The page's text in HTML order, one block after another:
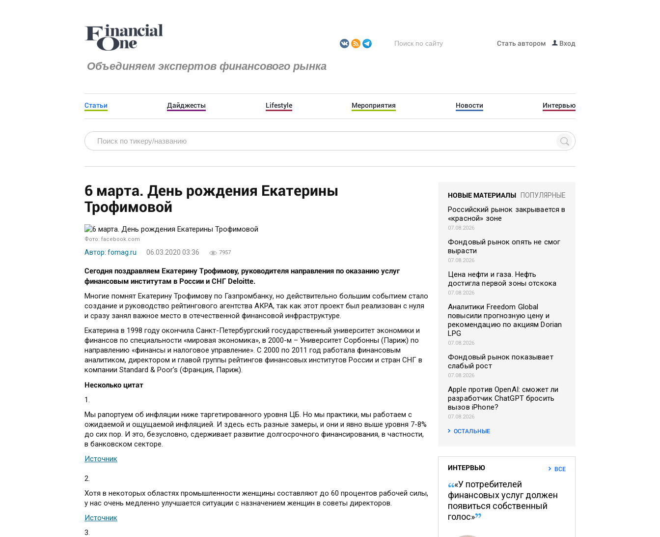
Объединяем экспертов финансового рынка
Стать автором Вход
Статьи Дайджесты Lifestyle Мероприятия Новости Интервью
6 марта. День рождения Екатерины
Трофимовой
Фото: facebook.com
Автор: fomag.ru 06.03.2020 03:36 7957
Сегодня поздравляем Екатерину Трофимову, руководителя направления по оказанию услуг
финансовым институтам в России и СНГ Deloitte.
Многие помнят Екатерину Трофимову по Газпромбанку, но действительно большим событием стало
создание и руководство рейтингового агентства АКРА, так как этот проект был реализован с нуля
и сразу занял важное место в отечественной финансовой инфраструктуре.
Екатерина в 1998 году окончила Санкт-Петербургский государственный университет экономики и
финансов по специальности «мировая экономика», в 2000-м – Университет Сорбонны (Париж) по
направлению «финансы и налоговое управление». С 2000 по 2011 год работала финансовым
аналитиком, директором и главой группы рейтингов финансовых институтов России и стран СНГ в
компании Standard & Poor’s (Франция, Париж).
Несколько цитат
1.
Мы рапортуем об инфляции ниже таргетированного уровня ЦБ. Но мы практики, мы работаем с
ожидаемой и ощущаемой инфляцией. И здесь есть разные замеры, и они и явно выше уровня 7-8%
до сих пор. И это, безусловно, сдерживает развитие долгосрочного финансирования, в частности,
в банковском секторе.
Источник
2.
Хотя в некоторых областях промышленности женщины составляют до 60 процентов рабочей силы,
у нас очень медленно улучшается ситуации с назначением женщин в советы директоров.
Источник
3.
НОВЫЕ МАТЕРИАЛЫ ПОПУЛЯРНЫЕ
Российский рынок закрывается в
«красной» зоне
07.08.2026
Фондовый рынок опять не смог
вырасти
07.08.2026
Цена нефти и газа. Нефть
достигла первой зоны отскока
07.08.2026
Аналитики Freedom Global
повысили прогнозную цену и
рекомендацию по акциям Dorian
LPG
07.08.2026
Фондовый рынок показывает
слабый рост
07.08.2026
Apple против OpenAI: сможет ли
разработчик ChatGPT бросить
вызов iPhone?
07.08.2026
ОСТАЛЬНЫЕ
ИНТЕРВЬЮ ВСЕ
«У потребителей
финансовых услуг должен
появиться собственный
голос»